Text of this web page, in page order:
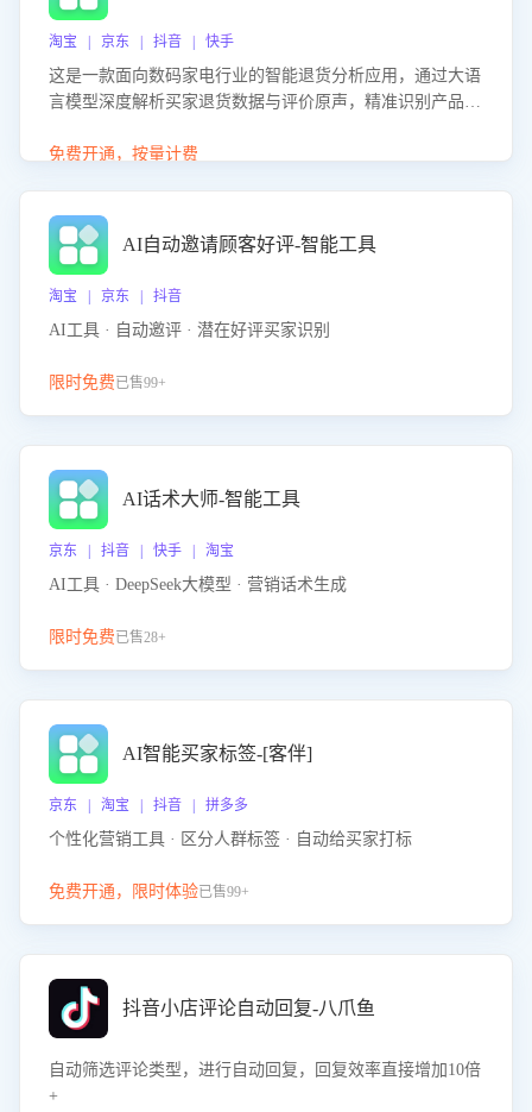
淘宝 | 京东 | 抖音 | 快手
这是一款面向数码家电行业的智能退货分析应用，通过大语
言模型深度解析买家退货数据与评价原声，精准识别产品质
改进建议，通过挖掘用户痛点驱动产品迭代，从根本上降低
免费开通，按量计费
AI自动邀请顾客好评-智能工具
淘宝 | 京东 | 抖音
AI工具 · 自动邀评 · 潜在好评买家识别
限时免费已售99+
AI话术大师-智能工具
京东 | 抖音 | 快手 | 淘宝
AI工具 · DeepSeek大模型 · 营销话术生成
限时免费已售28+
AI智能买家标签-[客伴]
京东 | 淘宝 | 抖音 | 拼多多
个性化营销工具 · 区分人群标签 · 自动给买家打标
免费开通，限时体验已售99+
抖音小店评论自动回复-八爪鱼
自动筛选评论类型，进行自动回复，回复效率直接增加10倍
+